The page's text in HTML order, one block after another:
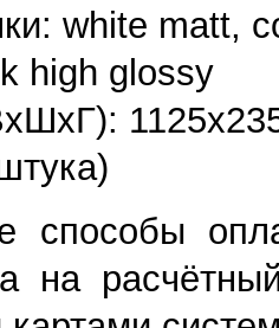
white matt,
high glossy
способы
на